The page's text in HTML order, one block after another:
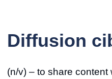
Diffusion
(n/v) – to share content